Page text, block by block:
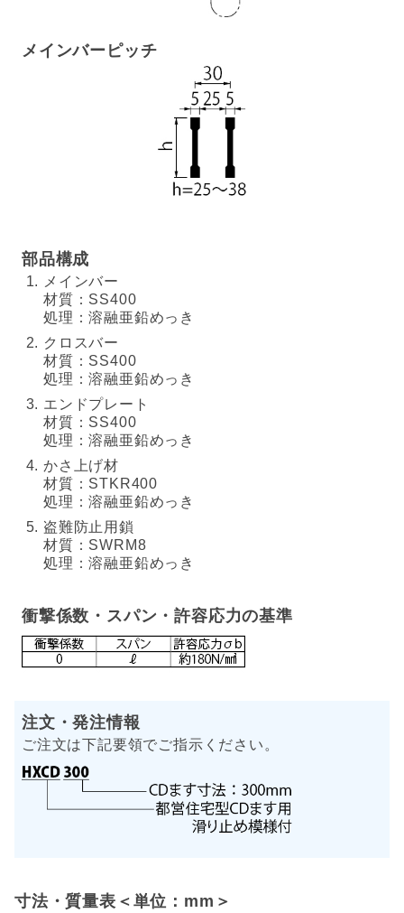
メインバーピッチ
部品構成
メインバー
材質：SS400
処理：溶融亜鉛めっき
クロスバー
材質：SS400
処理：溶融亜鉛めっき
エンドプレート
材質：SS400
処理：溶融亜鉛めっき
かさ上げ材
材質：STKR400
処理：溶融亜鉛めっき
盗難防止用鎖
材質：SWRM8
処理：溶融亜鉛めっき
衝撃係数・スパン・許容応力の基準
注文・発注情報
ご注文は下記要領でご指示ください。
寸法・質量表＜単位：mm＞